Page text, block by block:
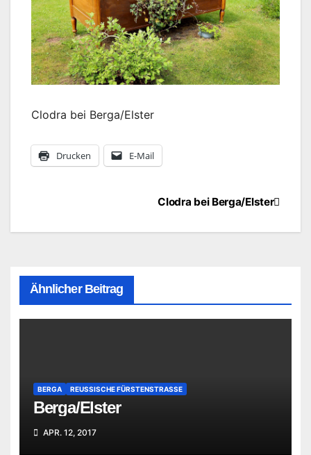
Clodra bei Berga/Elster
Drucken E-Mail
BeitragsnavigationClodra bei Berga/Elster
Ähnlicher Beitrag
BERGA REUSSISCHE FÜRSTENSTRASSE
Berga/Elster
APR. 12, 2017